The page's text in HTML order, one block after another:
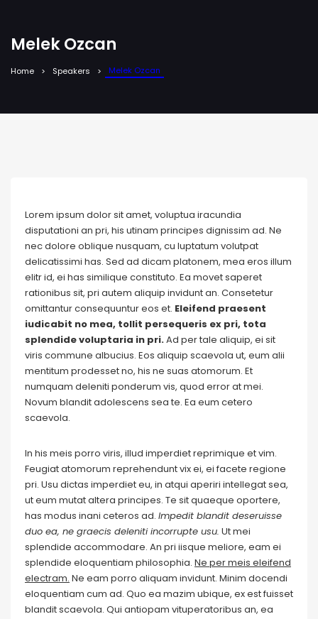
Melek Ozcan
Home Speakers Melek Ozcan
Lorem ipsum dolor sit amet, voluptua iracundia
disputationi an pri, his utinam principes dignissim ad. Ne
nec dolore oblique nusquam, cu luptatum volutpat
delicatissimi has. Sed ad dicam platonem, mea eros illum
elitr id, ei has similique constituto. Ea movet saperet
rationibus sit, pri autem aliquip invidunt an. Consetetur
omittantur consequuntur eos et. Eleifend praesent
iudicabit no mea, tollit persequeris ex pri, tota
splendide voluptaria in pri.Ad per tale aliquip, ei sit
viris commune albucius. Eos aliquip scaevola ut, eum alii
mentitum prodesset no, his ne suas atomorum. Et
numquam deleniti ponderum vis, quod error at mei.
Novum blandit adolescens sea te. Ea eum cetero
scaevola.
In his meis porro viris, illud imperdiet reprimique et vim.
Feugiat atomorum reprehendunt vix ei, ei facete regione
pri. Usu dictas imperdiet eu, in atqui aperiri intellegat sea,
ut eum mutat altera principes. Te sit quaeque oportere,
has modus inani ceteros ad. Impedit blandit deseruisse
duo ea, ne graecis deleniti incorrupte usu. Ut mei
splendide accommodare. An pri iisque meliore, eam ei
splendide eloquentiam philosophia. Ne per meis eleifend
electram. Ne eam porro aliquam invidunt. Minim docendi
eloquentiam cum ad. Quo ea mazim ubique, ex est fuisset
blandit scaevola. Qui antiopam vituperatoribus an, ea